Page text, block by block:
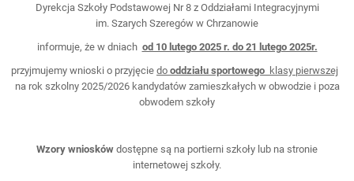
Dyrekcja Szkoły Podstawowej Nr 8 z Oddziałami Integracyjnymi
im. Szarych Szeregów w Chrzanowie
informuje, że w dniach od 10 lutego 2025 r. do 21 lutego 2025r.
przyjmujemy wnioski o przyjęcie do oddziału sportowego klasy pierwszej
na rok szkolny 2025/2026 kandydatów zamieszkałych w obwodzie i poza
obwodem szkoły
Wzory wniosków dostępne są na portierni szkoły lub na stronie
internetowej szkoły.